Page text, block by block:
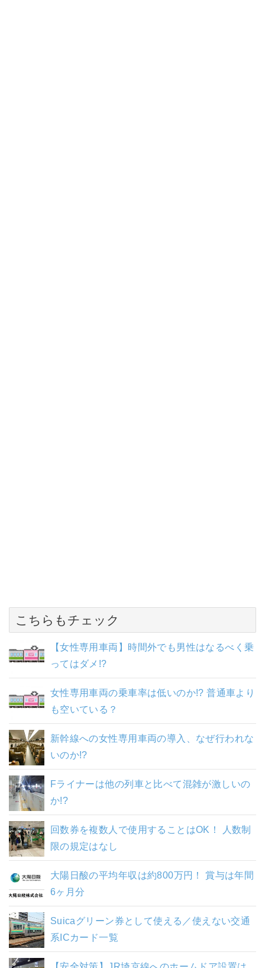
こちらもチェック
【女性専用車両】時間外でも男性はなるべく乗
ってはダメ!?
女性専用車両の乗車率は低いのか!? 普通車より
も空いている？
新幹線への女性専用車両の導入、なぜ行われな
いのか!?
Fライナーは他の列車と比べて混雑が激しいの
か!?
回数券を複数人で使用することはOK！ 人数制
限の規定はなし
大陽日酸の平均年収は約800万円！ 賞与は年間
6ヶ月分
Suicaグリーン券として使える／使えない交通
系ICカード一覧